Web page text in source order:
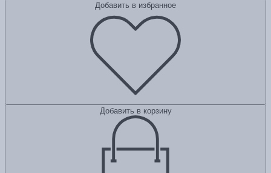
Добавить в избранное
Добавить в корзину